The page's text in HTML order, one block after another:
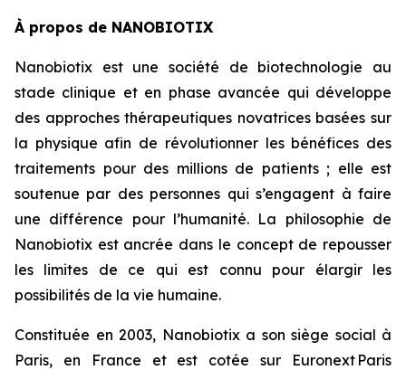
À propos de NANOBIOTIX
Nanobiotix est une société de biotechnologie au
stade clinique et en phase avancée qui développe
des approches thérapeutiques novatrices basées sur
la physique afin de révolutionner les bénéfices des
traitements pour des millions de patients ; elle est
soutenue par des personnes qui s’engagent à faire
une différence pour l’humanité. La philosophie de
Nanobiotix est ancrée dans le concept de repousser
les limites de ce qui est connu pour élargir les
possibilités de la vie humaine.
Constituée en 2003, Nanobiotix a son siège social à
Paris, en France et est cotée sur Euronext Paris